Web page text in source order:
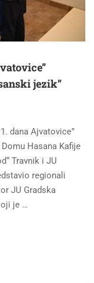
jezik”
dana Ajvatovice”
Hasana Kafije
Travnik i JU
regionali
JU Gradska
je …